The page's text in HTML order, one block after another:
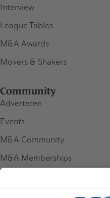
Interview
League Tables
M&A Awards
Movers & Shakers
Community
Adverteren
Events
M&A Community
M&A Memberships